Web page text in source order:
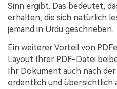
Sinn ergibt. Das bedeutet,
erhalten, die sich natürlich
jemand in Urdu geschrieben.
Ein weiterer Vorteil von
Layout Ihrer PDF-Datei
Ihr Dokument auch nach
ordentlich und übersichtlich